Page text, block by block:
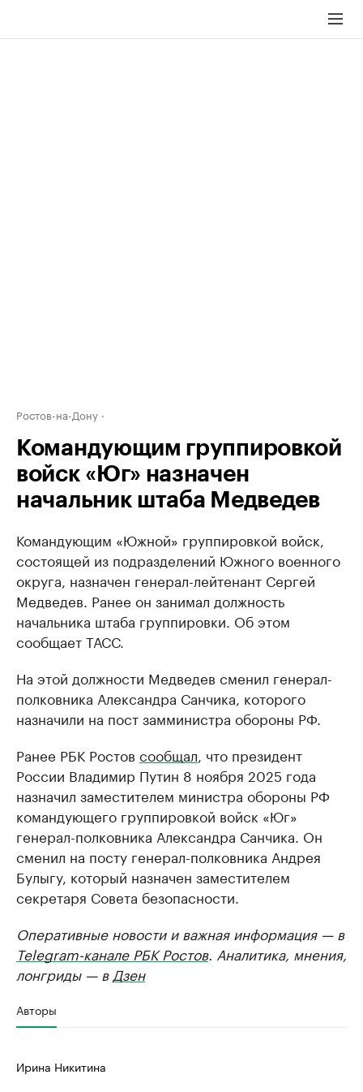
Ростов-на-Дону
Командующим группировкой
войск «Юг» назначен
начальник штаба Медведев
Командующим «Южной» группировкой войск,
состоящей из подразделений Южного военного
округа, назначен генерал-лейтенант Сергей
Медведев. Ранее он занимал должность
начальника штаба группировки. Об этом
сообщает ТАСС.
На этой должности Медведев сменил генерал-
полковника Александра Санчика, которого
назначили на пост замминистра обороны РФ.
Ранее РБК Ростов сообщал , что президент
России Владимир Путин 8 ноября 2025 года
назначил заместителем министра обороны РФ
командующего группировкой войск «Юг»
генерал-полковника Александра Санчика. Он
сменил на посту генерал-полковника Андрея
Булыгу, который назначен заместителем
секретаря Совета безопасности.
Оперативные новости и важная информация — в
Telegram-канале РБК Ростов. Аналитика, мнения,
лонгриды — в Дзен
Авторы
Ирина Никитина